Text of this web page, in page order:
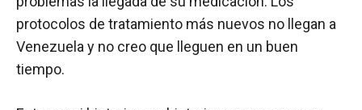
protocolos de tratamiento más nuevos no llegan a
Venezuela y no creo que lleguen en un buen
tiempo.